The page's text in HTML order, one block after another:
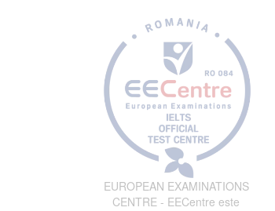
EUROPEAN EXAMINATIONS
CENTRE - EECentre este